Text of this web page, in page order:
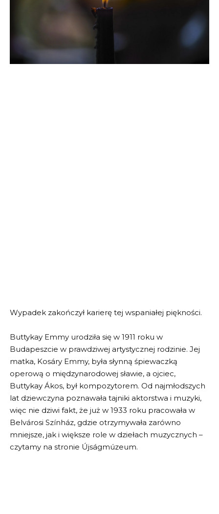
Wypadek zakończył karierę tej wspaniałej piękności.
Buttykay Emmy urodziła się w 1911 roku w
Budapeszcie w prawdziwej artystycznej rodzinie. Jej
matka, Kosáry Emmy, była słynną śpiewaczką
operową o międzynarodowej sławie, a ojciec,
Buttykay Ákos, był kompozytorem. Od najmłodszych
lat dziewczyna poznawała tajniki aktorstwa i muzyki,
więc nie dziwi fakt, że już w 1933 roku pracowała w
Belvárosi Színház, gdzie otrzymywała zarówno
mniejsze, jak i większe role w dziełach muzycznych –
czytamy na stronie Újságmúzeum.